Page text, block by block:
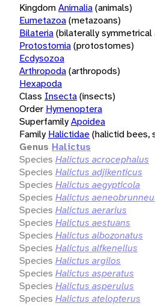
KingdomAnimalia(animals)
Eumetazoa(metazoans)
Bilateria(bilaterally symmetrical
Protostomia(protostomes)
Ecdysozoa
Arthropoda(arthropods)
Hexapoda
Class Insecta(insects)
Order Hymenoptera
SuperfamilyApoidea
Family Halictidae(halictid bees,
Genus Halictus
Species Halictus acrocephalus
Species Halictus adjikenticus
Species Halictus aegypticola
Species Halictus
Species Halictus aerarius
Species Halictus aestuans
Species Halictus albozonatus
Species Halictus alfkenellus
Species Halictus argilos
Species Halictus asperatus
Species Halictus asperulus
Species Halictus atelopterus